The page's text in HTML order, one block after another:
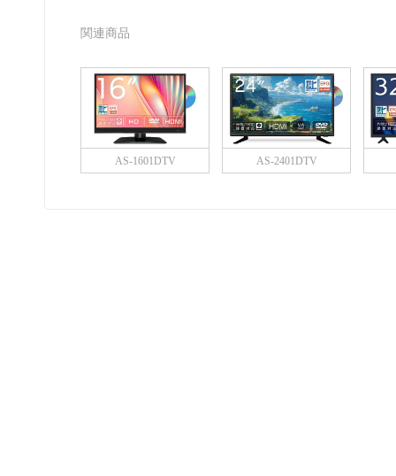
関連商品
AS-1601DTV AS-2401DTV